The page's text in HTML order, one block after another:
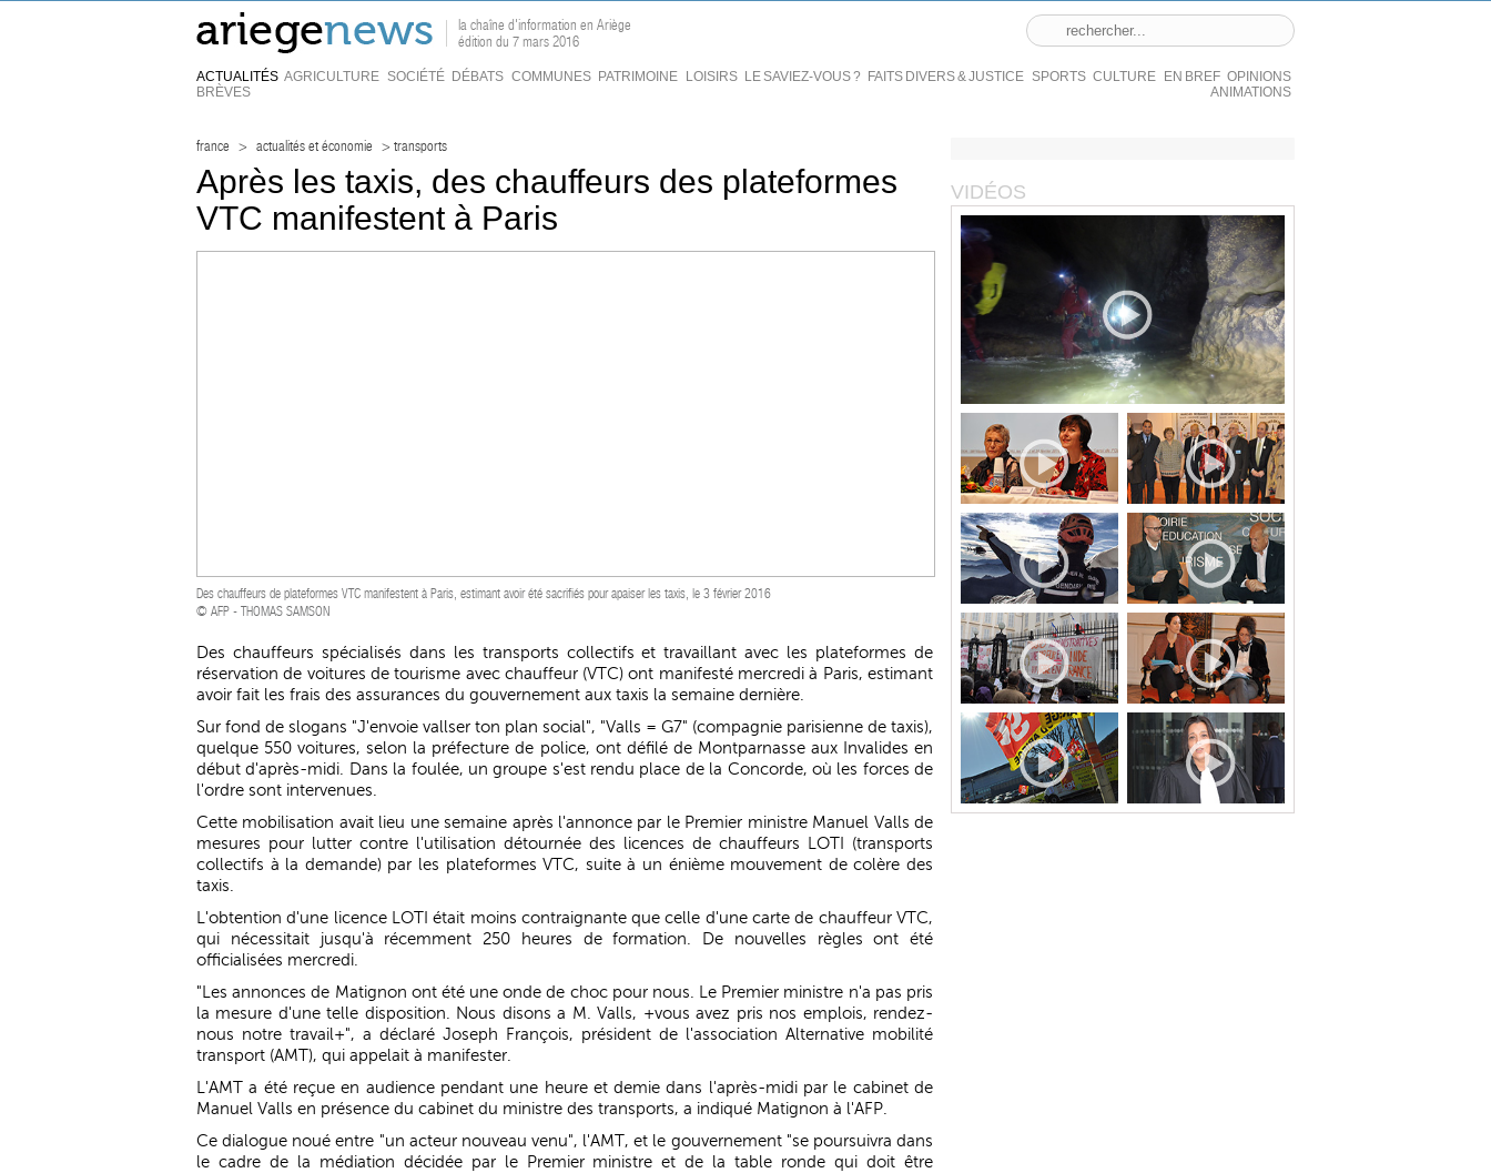
la chaîne d'information en Ariège
édition du 7 mars 2016
ACTUALITÉS AGRICULTURE SOCIÉTÉ DÉBATS COMMUNES PATRIMOINE LOISIRS LE SAVIEZ-VOUS ? FAITS DIVERS & JUSTICE SPORTS CULTURE EN BREF OPINIONS
BRÈVES
ANIMATIONS
france > actualités et économie > transports
Après les taxis, des chauffeurs des plateformes
VTC manifestent à Paris
Des chauffeurs de plateformes VTC manifestent à Paris, estimant avoir été sacrifiés pour apaiser les taxis, le 3 février 2016
© AFP - THOMAS SAMSON
Des chauffeurs spécialisés dans les transports collectifs et travaillant avec les plateformes de
réservation de voitures de tourisme avec chauffeur (VTC) ont manifesté mercredi à Paris, estimant
avoir fait les frais des assurances du gouvernement aux taxis la semaine dernière.
Sur fond de slogans "J'envoie vallser ton plan social", "Valls = G7" (compagnie parisienne de taxis),
quelque 550 voitures, selon la préfecture de police, ont défilé de Montparnasse aux Invalides en
début d'après-midi. Dans la foulée, un groupe s'est rendu place de la Concorde, où les forces de
l'ordre sont intervenues.
Cette mobilisation avait lieu une semaine après l'annonce par le Premier ministre Manuel Valls de
mesures pour lutter contre l'utilisation détournée des licences de chauffeurs LOTI (transports
collectifs à la demande) par les plateformes VTC, suite à un énième mouvement de colère des
taxis.
L'obtention d'une licence LOTI était moins contraignante que celle d'une carte de chauffeur VTC,
qui nécessitait jusqu'à récemment 250 heures de formation. De nouvelles règles ont été
officialisées mercredi.
"Les annonces de Matignon ont été une onde de choc pour nous. Le Premier ministre n'a pas pris
la mesure d'une telle disposition. Nous disons a M. Valls, +vous avez pris nos emplois, rendez-
nous notre travail+", a déclaré Joseph François, président de l'association Alternative mobilité
transport (AMT), qui appelait à manifester.
L'AMT a été reçue en audience pendant une heure et demie dans l'après-midi par le cabinet de
Manuel Valls en présence du cabinet du ministre des transports, a indiqué Matignon à l'AFP.
Ce dialogue noué entre "un acteur nouveau venu", l'AMT, et le gouvernement "se poursuivra dans
le cadre de la médiation décidée par le Premier ministre et de la table ronde qui doit être
VIDÉOS